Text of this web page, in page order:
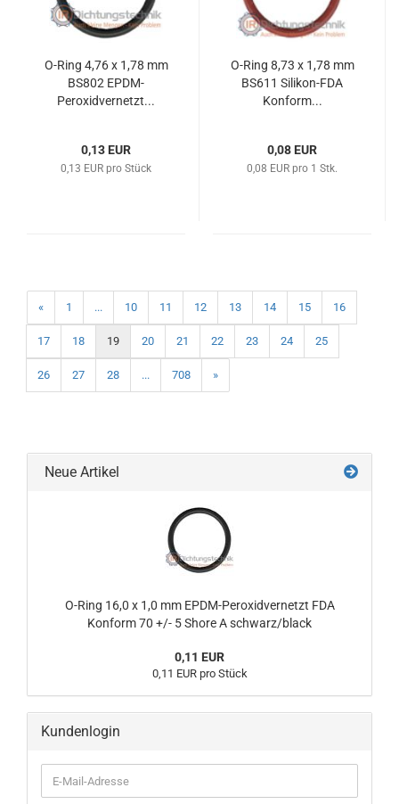
O-Ring 4,76 x 1,78 mm
BS802 EPDM-
Peroxidvernetzt...
0,13 EUR
0,13 EUR pro Stück
O-Ring 8,73 x 1,78 mm
BS611 Silikon-FDA
Konform...
0,08 EUR
0,08 EUR pro 1 Stk.
« 1 ... 10 11 12 13 14 15 16
17 18 19 20 21 22 23 24 25
26 27 28 ... 708 »
Neue Artikel
O-Ring 16,0 x 1,0 mm EPDM-Peroxidvernetzt FDA
Konform 70 +/- 5 Shore A schwarz/black
0,11 EUR
0,11 EUR pro Stück
Kundenlogin
E-
Mail-